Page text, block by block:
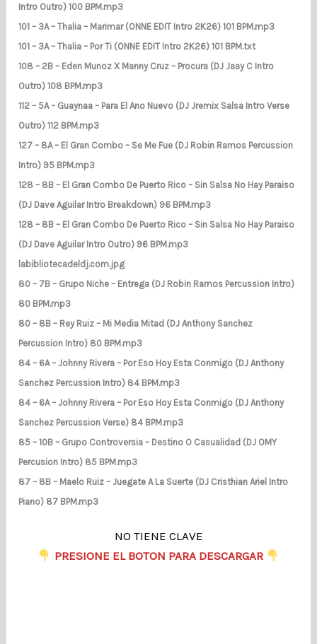
Intro Outro) 100 BPM.mp3
101 – 3A – Thalia – Marimar (ONNE EDIT Intro 2K26) 101 BPM.mp3
101 – 3A – Thalia – Por Ti (ONNE EDIT Intro 2K26) 101 BPM.txt
108 – 2B – Eden Munoz X Manny Cruz – Procura (DJ Jaay C Intro
Outro) 108 BPM.mp3
112 – 5A – Guaynaa – Para El Ano Nuevo (DJ Jremix Salsa Intro Verse
Outro) 112 BPM.mp3
127 – 8A – El Gran Combo – Se Me Fue (DJ Robin Ramos Percussion
Intro) 95 BPM.mp3
128 – 8B – El Gran Combo De Puerto Rico – Sin Salsa No Hay Paraiso
(DJ Dave Aguilar Intro Breakdown) 96 BPM.mp3
128 – 8B – El Gran Combo De Puerto Rico – Sin Salsa No Hay Paraiso
(DJ Dave Aguilar Intro Outro) 96 BPM.mp3
labibliotecadeldj.com.jpg
80 – 7B – Grupo Niche – Entrega (DJ Robin Ramos Percussion Intro)
80 BPM.mp3
80 – 8B – Rey Ruiz – Mi Media Mitad (DJ Anthony Sanchez
Percussion Intro) 80 BPM.mp3
84 – 6A – Johnny Rivera – Por Eso Hoy Esta Conmigo (DJ Anthony
Sanchez Percussion Intro) 84 BPM.mp3
84 – 6A – Johnny Rivera – Por Eso Hoy Esta Conmigo (DJ Anthony
Sanchez Percussion Verse) 84 BPM.mp3
85 – 10B – Grupo Controversia – Destino O Casualidad (DJ OMY
Percusion Intro) 85 BPM.mp3
87 – 8B – Maelo Ruiz – Juegate A La Suerte (DJ Cristhian Ariel Intro
Piano) 87 BPM.mp3
NO TIENE CLAVE
PRESIONE EL BOTON PARA DESCARGAR